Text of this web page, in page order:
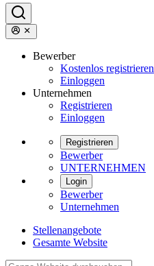
Bewerber
Kostenlos registrieren
Einloggen
Unternehmen
Registrieren
Einloggen
Registrieren
Bewerber
UNTERNEHMEN
Login
Bewerber
Unternehmen
Stellenangebote
Gesamte Website